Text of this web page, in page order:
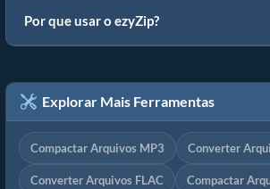
Por que usar o ezyZip?
Explorar Mais Ferramentas
Compactar Arquivos MP3 Converter
Converter Arquivos FLAC Compactar